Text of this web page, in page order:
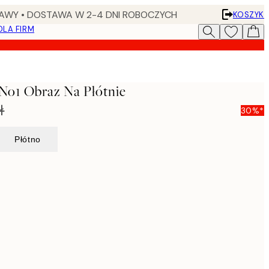
• DOSTAWA W 2-4 DNI ROBOCZYCH
KOSZYK
FIRM
Obraz Na Płótnie
30%*
Płótno